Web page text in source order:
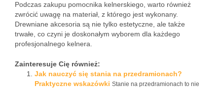
Podczas zakupu pomocnika kelnerskiego, warto również
zwrócić uwagę na materiał, z którego jest wykonany.
Drewniane akcesoria są nie tylko estetyczne, ale także
trwałe, co czyni je doskonałym wyborem dla każdego
profesjonalnego kelnera.
Zainteresuje Cię również:
Jak nauczyć się stania na przedramionach?
Praktyczne wskazówki Stanie na przedramionach to nie